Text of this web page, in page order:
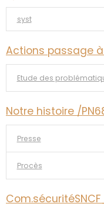
syst
Actions passage
Etude des
Notre histoire /
Presse
Procès